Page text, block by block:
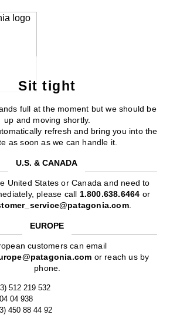
Sit tight
full at the moment but we should be
up and moving shortly.
refresh and bring you into the
as soon as we can handle it.
U.S. & CANADA
United States or Canada and need to
please call 1.800.638.6464 or
.
EUROPE
customers can email
or reach us by
phone.
512 219 532
04 938
450 88 44 92